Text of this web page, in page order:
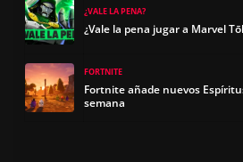
¿VALE LA PENA?
¿Vale la pena jugar a Marvel
FORTNITE
Fortnite añade nuevos
semana